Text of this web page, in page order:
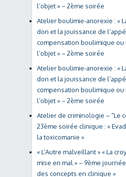
l’objet » – 2ème soirée
Atelier boulimie-anorexie : «
don et la jouissance de
compensation boulimique ou
l’objet » – 2ème soirée
Atelier boulimie-anorexie : «
don et la jouissance de
compensation boulimique ou
l’objet » – 2ème soirée
Atelier de criminologie – “Le
23ème soirée clinique : «
la toxicomanie »
« L’Autre malveillant » « La
mise en mal » – 9ème
des concepts en clinique »